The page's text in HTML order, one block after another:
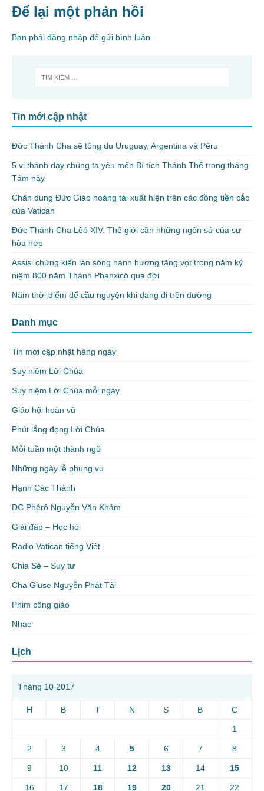
Để lại một phản hồi
Bạn phải đăng nhập để gửi bình luận.
Tin mới cập nhật
Đức Thánh Cha sẽ tông du Uruguay, Argentina và Pêru
5 vị thánh dạy chúng ta yêu mến Bí tích Thánh Thể trong tháng
Tám này
Chân dung Đức Giáo hoàng tái xuất hiện trên các đồng tiền cắc
của Vatican
Đức Thánh Cha Lêô XIV: Thế giới cần những ngôn sứ của sự
hòa hợp
Assisi chứng kiến làn sóng hành hương tăng vọt trong năm kỷ
niệm 800 năm Thánh Phanxicô qua đời
Năm thời điểm để cầu nguyện khi đang đi trên đường
Danh mục
Tin mới cập nhật hàng ngày
Suy niệm Lời Chúa
Suy niệm Lời Chúa mỗi ngày
Giáo hội hoàn vũ
Phút lắng đọng Lời Chúa
Mỗi tuần một thành ngữ
Những ngày lễ phụng vụ
Hạnh Các Thánh
ĐC Phêrô Nguyễn Văn Khảm
Giải đáp – Học hỏi
Radio Vatican tiếng Việt
Chia Sẻ – Suy tư
Cha Giuse Nguyễn Phát Tài
Phim công giáo
Nhạc
Lịch
Tháng 10 2017
H B T N S B C
1
2 3 4 5 6 7 8
9 10 11 12 13 14 15
16 17 18 19 20 21 22